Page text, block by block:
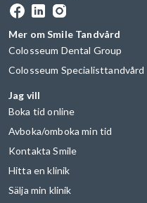
Mer om Smile Tandvård
Colosseum Dental Group
Colosseum Specialisttandvård
Jag vill
Boka tid online
Avboka/omboka min tid
Kontakta Smile
Hitta en klinik
Sälja min klinik